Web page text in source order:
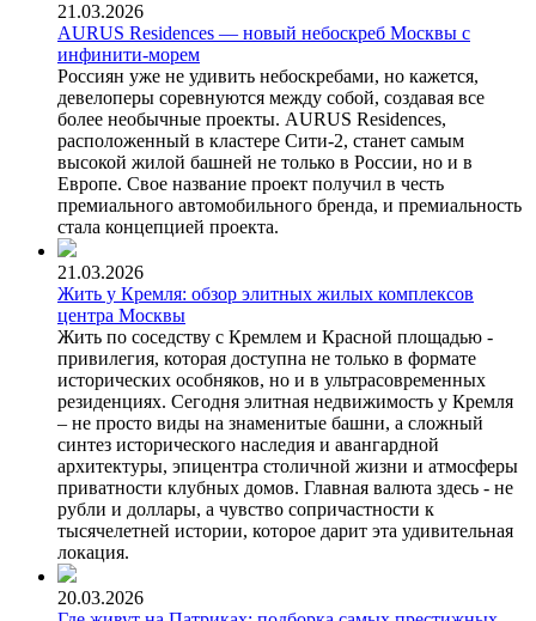
21.03.2026
AURUS Residences — новый небоскреб Москвы с
инфинити-морем
Россиян уже не удивить небоскребами, но кажется,
девелоперы соревнуются между собой, создавая все
более необычные проекты. AURUS Residences,
расположенный в кластере Сити-2, станет самым
высокой жилой башней не только в России, но и в
Европе. Свое название проект получил в честь
премиального автомобильного бренда, и премиальность
стала концепцией проекта.
21.03.2026
Жить у Кремля: обзор элитных жилых комплексов
центра Москвы
Жить по соседству с Кремлем и Красной площадью -
привилегия, которая доступна не только в формате
исторических особняков, но и в ультрасовременных
резиденциях. Сегодня элитная недвижимость у Кремля
– не просто виды на знаменитые башни, а сложный
синтез исторического наследия и авангардной
архитектуры, эпицентра столичной жизни и атмосферы
приватности клубных домов. Главная валюта здесь - не
рубли и доллары, а чувство сопричастности к
тысячелетней истории, которое дарит эта удивительная
локация.
20.03.2026